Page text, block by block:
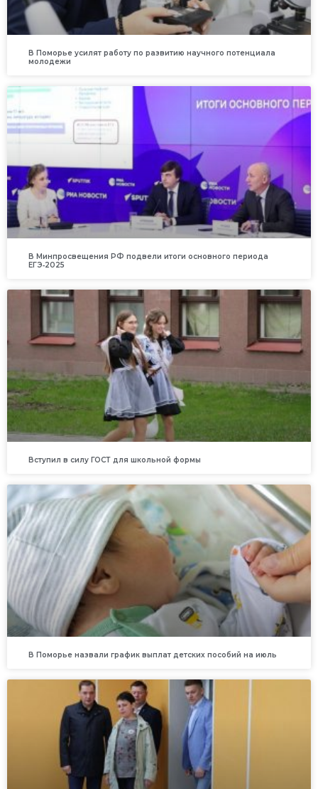
В Поморье усилят работу по развитию научного потенциала
молодежи
В Минпросвещения РФ подвели итоги основного периода
ЕГЭ‑2025
Вступил в силу ГОСТ для школьной формы
В Поморье назвали график выплат детских пособий на июль